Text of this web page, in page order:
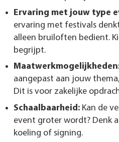
Ervaring met jouw type
ervaring met festivals
alleen bruiloften bedient.
begrijpt.
aangepast aan jouw
Dit is voor zakelijke
Schaalbaarheid: Kan de
event groter wordt? Denk
koeling of signing.